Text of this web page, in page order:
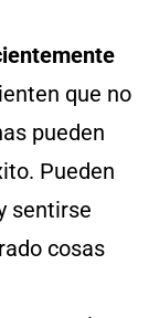
que no
pueden
Pueden
sentirse
cosas